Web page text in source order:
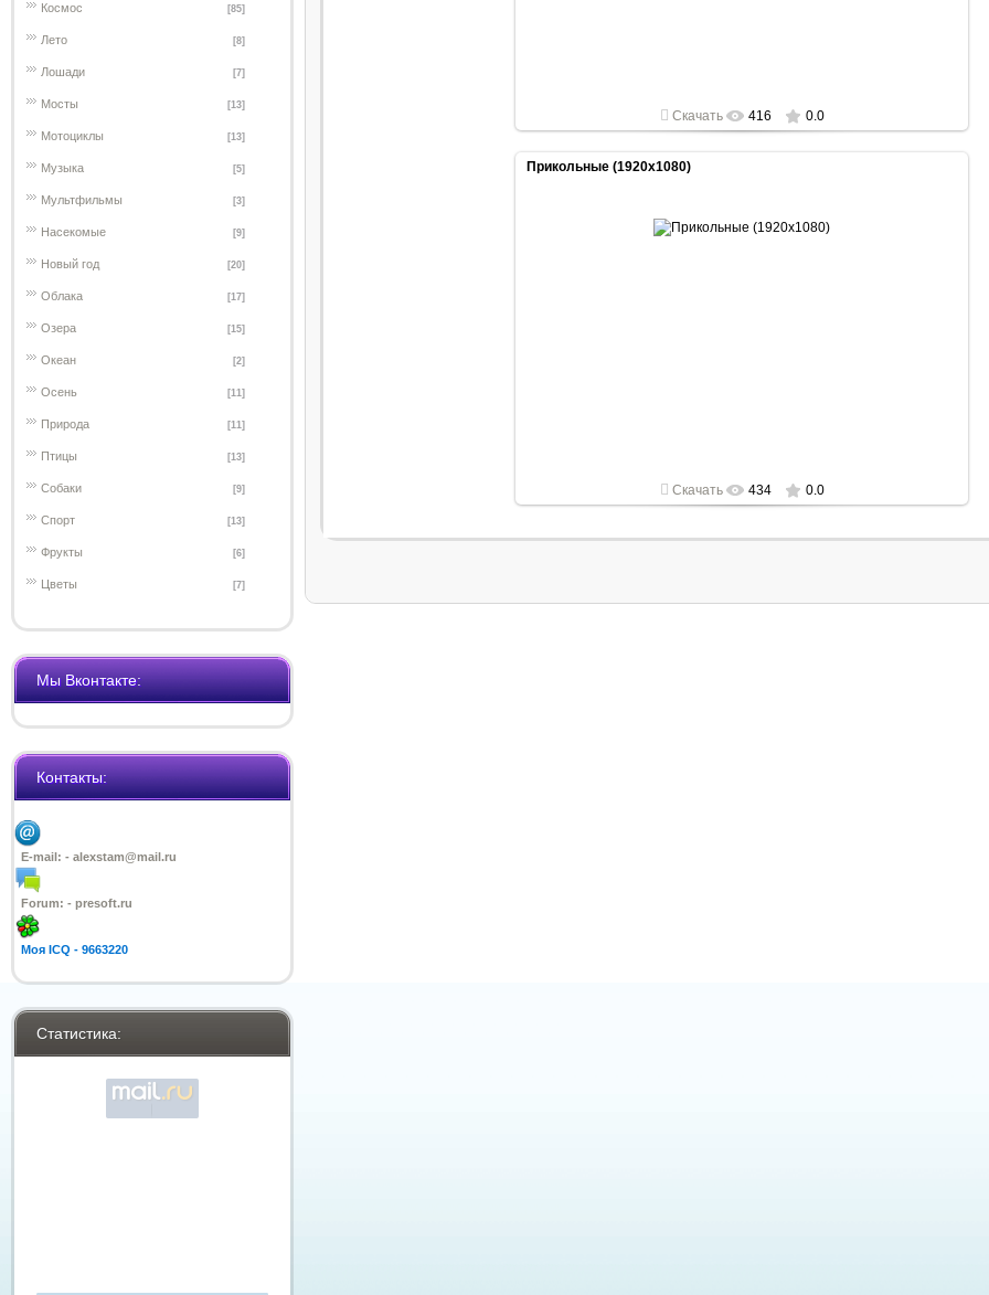
Космос [85]
Лето [8]
Лошади [7]
Мосты [13]
Мотоциклы [13]
Музыка [5]
Мультфильмы [3]
Насекомые [9]
Новый год [20]
Облака [17]
Озера [15]
Океан [2]
Осень [11]
Природа [11]
Птицы [13]
Собаки [9]
Спорт [13]
Фрукты [6]
Цветы [7]
Мы Вконтакте:
Контакты:
E-mail: - alexstam@mail.ru
Forum: - presoft.ru
Моя ICQ - 9663220
Статистика:
Скачать 416 0.0
Прикольные (1920x1080)
Скачать 434 0.0